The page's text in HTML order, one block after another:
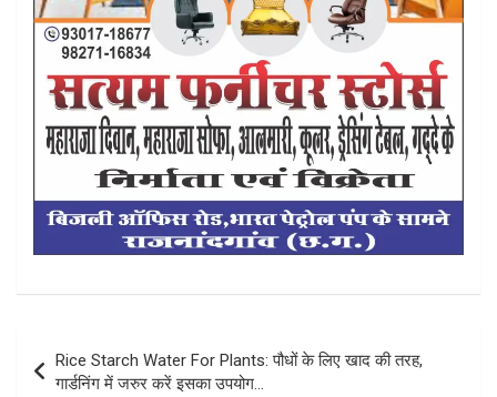
navigation
Rice Starch Water For Plants: पौधों के लिए खाद की तरह,
गार्डनिंग में जरुर करें इसका उपयोग…